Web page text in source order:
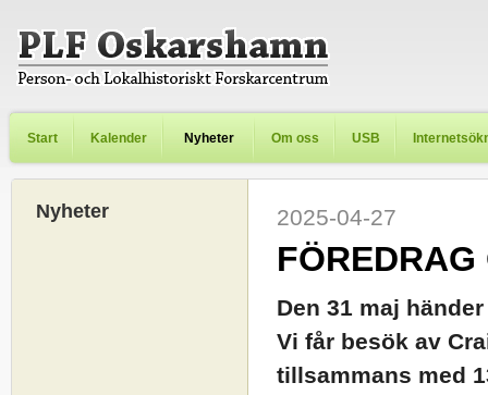
Start Kalender Nyheter Om oss USB
Nyheter 2025-04-27
Den 31 maj
Vi får besök av
tillsammans med